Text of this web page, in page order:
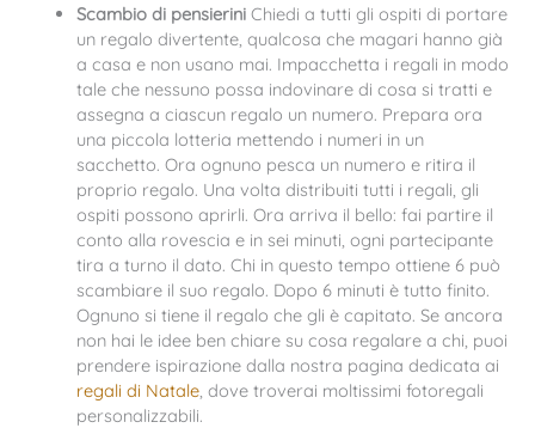
Scambio di pensierini Chiedi a tutti gli ospiti di portare
un regalo divertente, qualcosa che magari hanno già
a casa e non usano mai. Impacchetta i regali in modo
tale che nessuno possa indovinare di cosa si tratti e
assegna a ciascun regalo un numero. Prepara ora
una piccola lotteria mettendo i numeri in un
sacchetto. Ora ognuno pesca un numero e ritira il
proprio regalo. Una volta distribuiti tutti i regali, gli
ospiti possono aprirli. Ora arriva il bello: fai partire il
conto alla rovescia e in sei minuti, ogni partecipante
tira a turno il dato. Chi in questo tempo ottiene 6 può
scambiare il suo regalo. Dopo 6 minuti è tutto finito.
Ognuno si tiene il regalo che gli è capitato. Se ancora
non hai le idee ben chiare su cosa regalare a chi, puoi
prendere ispirazione dalla nostra pagina dedicata ai
regali di Natale, dove troverai moltissimi fotoregali
personalizzabili.